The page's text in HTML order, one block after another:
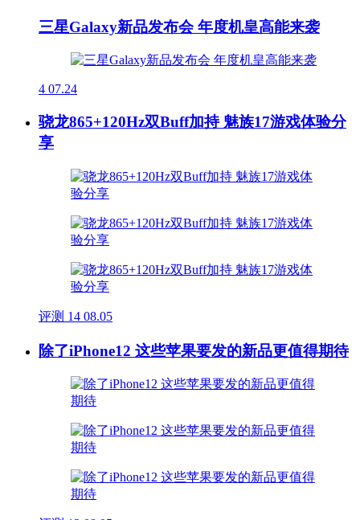
三星Galaxy新品发布会 年度机皇高能来袭
4 07.24
骁龙865+120Hz双Buff加持 魅族17游戏体验分
享
评测 14 08.05
除了iPhone12 这些苹果要发的新品更值得期待